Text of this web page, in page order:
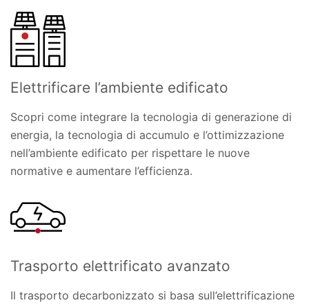
Elettrificare l’ambiente edificato
Scopri come integrare la tecnologia di generazione di
energia, la tecnologia di accumulo e l’ottimizzazione
nell’ambiente edificato per rispettare le nuove
normative e aumentare l’efficienza.
Trasporto elettrificato avanzato
Il trasporto decarbonizzato si basa sull’elettrificazione